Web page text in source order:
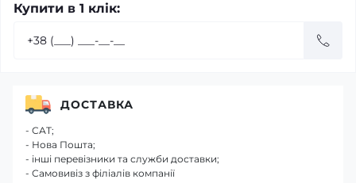
Купити в 1 клік:
ДОСТАВКА
- САТ;
- Нова Пошта;
- інші перевізники та служби доставки;
- Самовивіз з філіалів компанії